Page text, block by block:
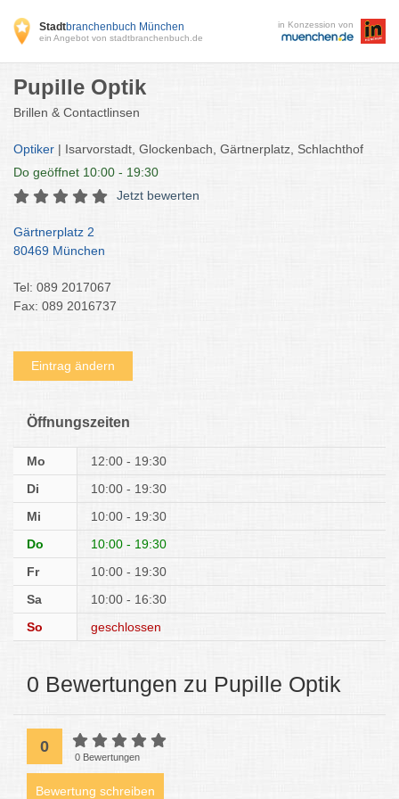
Stadtbranchenbuch München
ein Angebot von stadtbranchenbuch.de
in Konzession von
Pupille Optik
Brillen & Contactlinsen
Optiker | Isarvorstadt, Glockenbach, Gärtnerplatz, Schlachthof
Do geöffnet 10:00 - 19:30
Jetzt bewerten
Gärtnerplatz 2
80469 München
Tel: 089 2017067
Fax: 089 2016737
Eintrag ändern
Öffnungszeiten
Mo
12:00 - 19:30
Di
10:00 - 19:30
Mi
10:00 - 19:30
Do
10:00 - 19:30
Fr
10:00 - 19:30
Sa
10:00 - 16:30
So
geschlossen
0 Bewertungen zu Pupille Optik
0
0 Bewertungen
Bewertung schreiben